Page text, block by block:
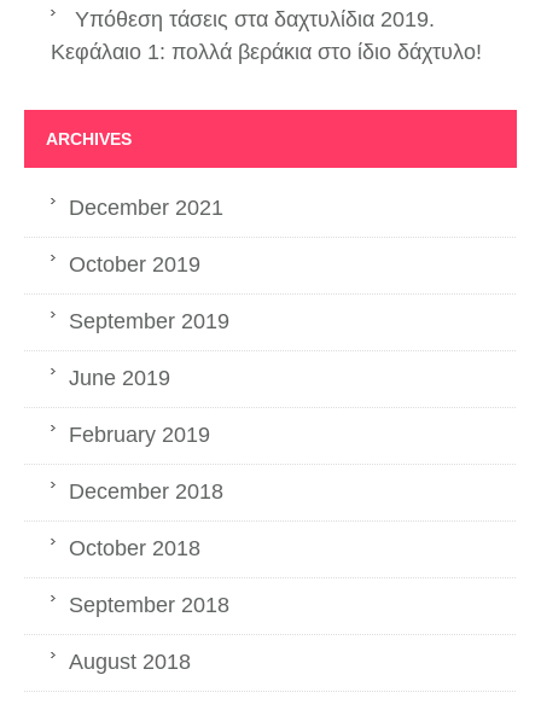
Υπόθεση τάσεις στα δαχτυλίδια 2019.
Κεφάλαιο 1: πολλά βεράκια στο ίδιο δάχτυλο!
ARCHIVES
December 2021
October 2019
September 2019
June 2019
February 2019
December 2018
October 2018
September 2018
August 2018